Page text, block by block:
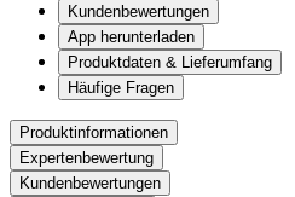
Kundenbewertungen
App herunterladen
Produktdaten & Lieferumfang
Häufige Fragen
Produktinformationen
Expertenbewertung
Kundenbewertungen